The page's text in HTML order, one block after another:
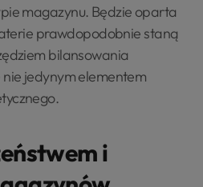
magazynu. Będzie oparta
prawdopodobnie staną
bilansowania
jedynym elementem
i